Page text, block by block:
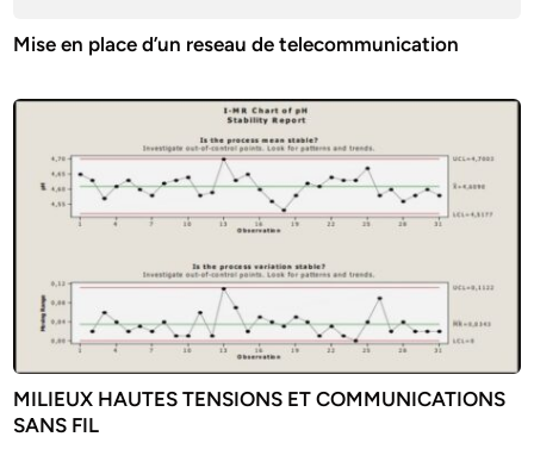
Mise en place d’un reseau de telecommunication
MILIEUX HAUTES TENSIONS ET COMMUNICATIONS
SANS FIL